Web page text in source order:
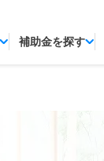
補助金を探す